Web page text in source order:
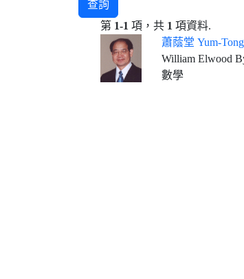
查詢
第 1-1 項，共 1 項資料.
蕭蔭堂 Yum-
William Elwood
數學